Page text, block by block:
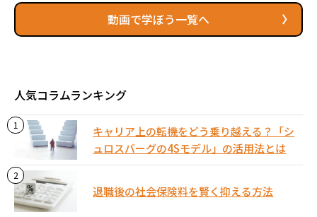
動画で学ぼう一覧へ
人気コラムランキング
キャリア上の転機をどう乗り越える？「シ
ュロスバーグの4Sモデル」の活用法とは
退職後の社会保険料を賢く抑える方法